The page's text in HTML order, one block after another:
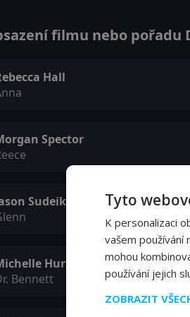
filmu nebo pořadu
Hall
Spector
Sudeikis
Hurst
Bennett
Tyto
K personalizaci
vašem používání
mohou
používání jejich
ZOBRAZIT